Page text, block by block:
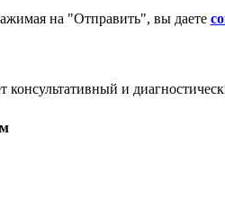
на "Отправить", вы даете
и